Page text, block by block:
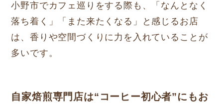
小野市でカフェ巡りをする際も、「なんとなく
落ち着く」「また来たくなる」と感じるお店
は、香りや空間づくりに力を入れていることが
多いです。
自家焙煎専門店は“コーヒー初心者”にもお